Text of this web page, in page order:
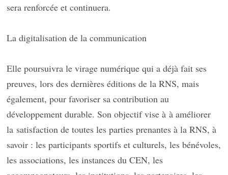
sera renforcée et continuera.
La digitalisation de la communication
Elle poursuivra le virage numérique qui a déjà fait ses
preuves, lors des dernières éditions de la RNS, mais
également, pour favoriser sa contribution au
développement durable. Son objectif vise àà améliorer
la satisfaction de toutes les parties prenantes à la RNS, à
savoir : les participants sportifs et culturels, les bénévoles,
les associations, les instances du CEN, les